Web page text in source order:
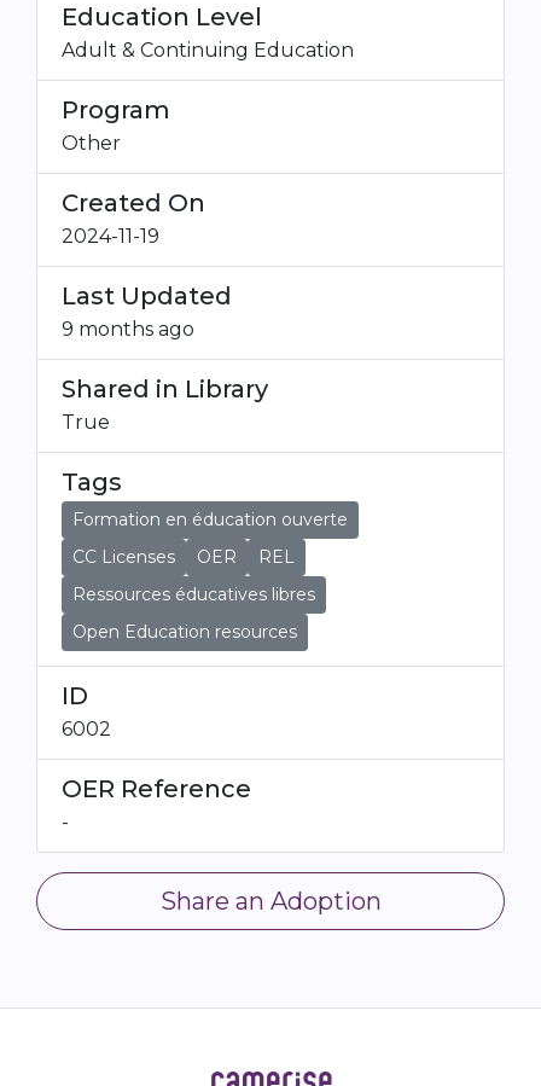
Education Level
Adult & Continuing Education
Program
Other
Created On
2024-11-19
Last Updated
9 months ago
Shared in Library
True
Tags
Formation en éducation ouverte
CC Licenses
OER
REL
Ressources éducatives libres
Open Education resources
ID
6002
OER Reference
-
Share an Adoption